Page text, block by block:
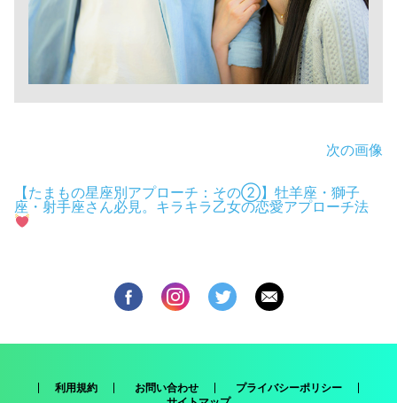
次の画像
【たまもの星座別アプローチ：その②】牡羊座・獅子
座・射手座さん必見。キラキラ乙女の恋愛アプローチ法
利用規約 お問い合わせ
プライバシーポリシー